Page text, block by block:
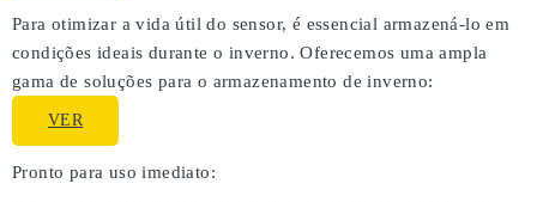
Para otimizar a vida útil do sensor, é essencial armazená-lo em
condições ideais durante o inverno. Oferecemos uma ampla
gama de soluções para o armazenamento de inverno:
VER
Pronto para uso imediato: